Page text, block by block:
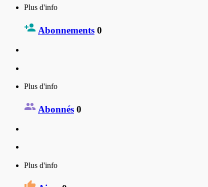
Plus d'info
Abonnements 0
Plus d'info
Abonnés 0
Plus d'info